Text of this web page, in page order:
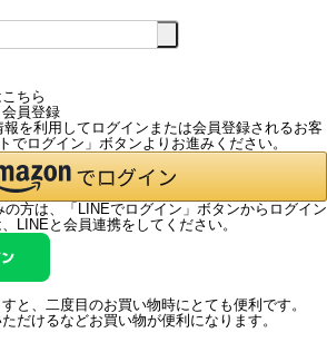
ちら
員登録
を利用してログインまたは会員登録されるお客
でログイン」ボタンよりお進みください。
方は、「LINEでログイン」ボタンからログイン
LINEと会員連携をしてください。
と、二度目のお買い物時にとても便利です。
だけるなどお買い物が便利になります。